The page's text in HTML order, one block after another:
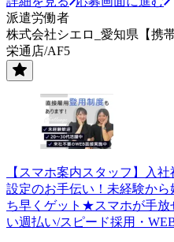
派遣労働者
株式会社シエロ_愛知県【携
栄通店/AF5
【スマホ案内スタッフ】入
設定のお手伝い！未経験か
ち早くゲット★スマホが手放
い週払い/スピード採用・